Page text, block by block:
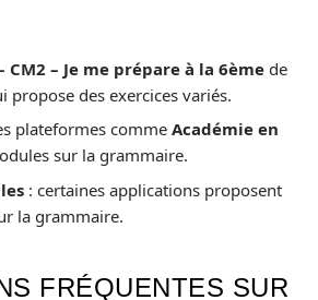
– Je me prépare à la 6ème de
propose des exercices variés.
plateformes comme Académie en
sur la grammaire.
: certaines applications proposent
la grammaire.
FRÉQUENTES SUR